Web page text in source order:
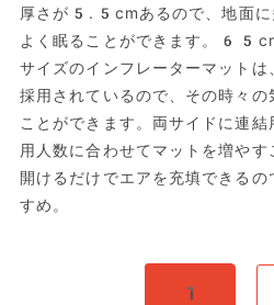
厚さが5.5cmあるので、地面に
よく眠ることができます。
サイズのインフレーターマット
採用されているので、その時々の
ことができます。両サイドに連結
用人数に合わせてマットを増や
開けるだけでエアを充填できる
すめ。
1